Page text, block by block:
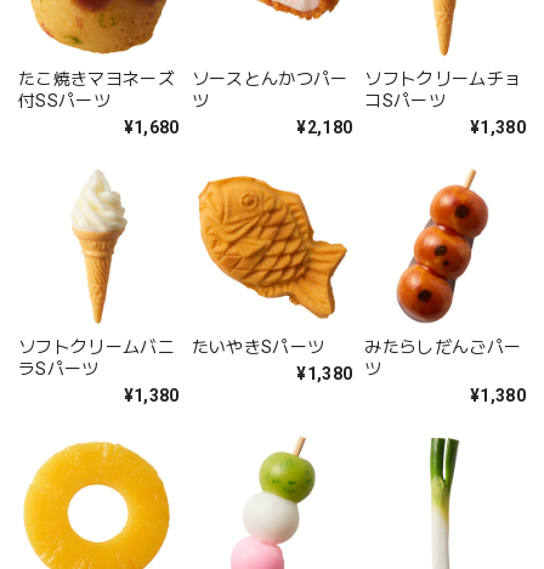
たこ焼きマヨネーズ
付SSパーツ
¥1,680
ソースとんかつパー
ツ
¥2,180
ソフトクリームチョ
コSパーツ
¥1,380
ソフトクリームバニ
ラSパーツ
¥1,380
たいやきSパーツ
¥1,380
みたらしだんごパー
ツ
¥1,380